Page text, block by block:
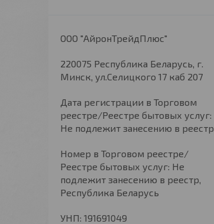
ООО "АйронТрейдПлюс"
220075 Республика Беларусь, г.
Минск, ул.Селицкого 17 каб 207
Дата регистрации в Торговом
реестре/Реестре бытовых услуг:
Не подлежит занесению в реестр
Номер в Торговом реестре/
Реестре бытовых услуг: Не
подлежит занесению в реестр,
Республика Беларусь
УНП: 191691049